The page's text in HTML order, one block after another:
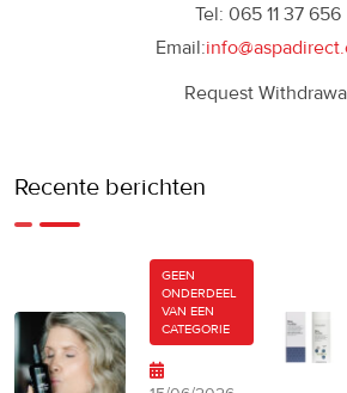
Tel: 065 11 37 656
Email:
Request
Recente berichten
GEEN
ONDERDEEL
VAN EEN
CATEGORIE